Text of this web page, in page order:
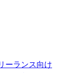
ーランス向け